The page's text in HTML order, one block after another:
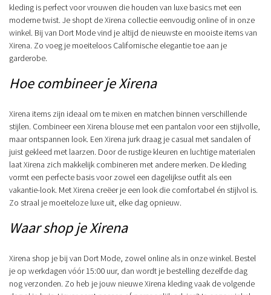
kleding is perfect voor vrouwen die houden van luxe basics met een
moderne twist. Je shopt de Xirena collectie eenvoudig online of in onze
winkel. Bij van Dort Mode vind je altijd de nieuwste en mooiste items van
Xirena. Zo voeg je moeiteloos Californische elegantie toe aan je
garderobe.
Hoe combineer je Xirena
Xirena items zijn ideaal om te mixen en matchen binnen verschillende
stijlen. Combineer een Xirena blouse met een pantalon voor een stijlvolle,
maar ontspannen look. Een Xirena jurk draag je casual met sandalen of
juist gekleed met laarzen. Door de rustige kleuren en luchtige materialen
laat Xirena zich makkelijk combineren met andere merken. De kleding
vormt een perfecte basis voor zowel een dagelijkse outfit als een
vakantie-look. Met Xirena creëer je een look die comfortabel én stijlvol is.
Zo straal je moeiteloze luxe uit, elke dag opnieuw.
Waar shop je Xirena
Xirena shop je bij van Dort Mode, zowel online als in onze winkel. Bestel
je op werkdagen vóór 15:00 uur, dan wordt je bestelling dezelfde dag
nog verzonden. Zo heb je jouw nieuwe Xirena kleding vaak de volgende